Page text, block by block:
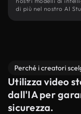
di più nel nostro AI
Perché i creatori
Utilizza video
dall'IA per
sicurezza.